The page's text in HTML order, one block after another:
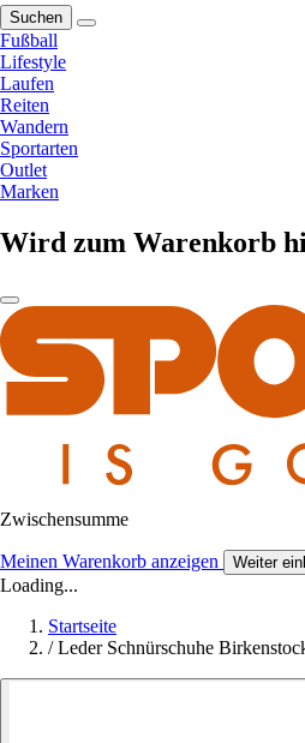
Suchen
Fußball
Lifestyle
Laufen
Reiten
Wandern
Sportarten
Outlet
Marken
Wird zum Warenkorb
Zwischensumme
Meinen Warenkorb anzeigen Weiter
Loading...
Startseite
/ Leder Schnürschuhe